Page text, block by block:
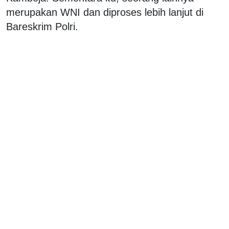
merupakan WNI dan diproses lebih lanjut di
Bareskrim Polri.